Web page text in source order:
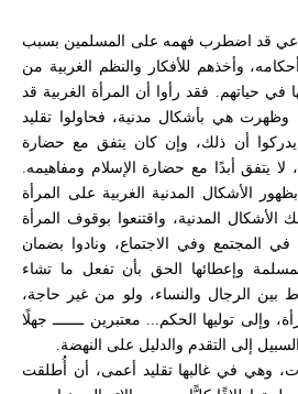
قد اضطرب فهمه على المسلمين بسبب
وأخذهم للأفكار والنظم الغربية من
في حياتهم. فقد رأوا أن المرأة الغربية قد
هي بأشكال مدنية، فحاولوا تقليد
أن ذلك، وإن كان يتفق مع حضارة
لا يتفق أبدًا مع حضارة الإسلام ومفاهيمه.
الأشكال المدنية الغربية على المرأة
الأشكال المدنية، واقتنعوا بوقوف المرأة
المجتمع وفي الاجتماع، ونادوا بضمان
وإعطائها الحق بأن تفعل ما تشاء
بين الرجال والنساء، ولو من غير حاجة،
وإلى توليها الحكم... معتبرين ـــــــ جهلًا
إلى التقدم والدليل على النهضة.
وهي في غالبها تقليد أعمى، أن أُطلقت